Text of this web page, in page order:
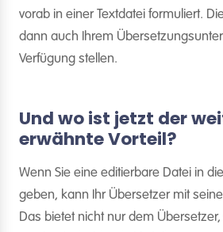
vorab in einer Textdatei formuliert.
dann auch Ihrem
Verfügung stellen.
Und wo ist jetzt der
erwähnte Vorteil?
Wenn Sie eine editierbare Datei in
geben, kann Ihr Übersetzer mit
Das bietet nicht nur dem